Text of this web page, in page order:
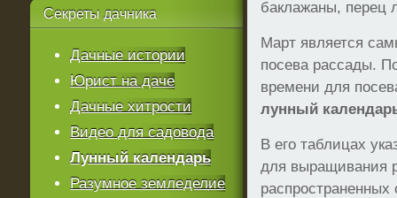
баклажаны, перец
Март является
посева рассады.
времени для
лунный
В его таблицах
для выращивания
распространенных
Секреты дачника
Дачные истории
Юрист на даче
Дачные хитрости
Видео для садовода
Лунный календарь
Разумное земледелие